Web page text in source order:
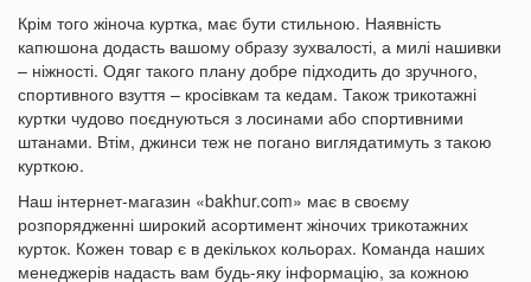
Крім того жіноча куртка, має бути стильною. Наявність
капюшона додасть вашому образу зухвалості, а милі нашивки
– ніжності. Одяг такого плану добре підходить до зручного,
спортивного взуття – кросівкам та кедам. Також трикотажні
куртки чудово поєднуються з лосинами або спортивними
штанами. Втім, джинси теж не погано виглядатимуть з такою
курткою.
Наш інтернет-магазин «bakhur.com» має в своєму
розпорядженні широкий асортимент жіночих трикотажних
курток. Кожен товар є в декількох кольорах. Команда наших
менеджерів надасть вам будь-яку інформацію, за кожною